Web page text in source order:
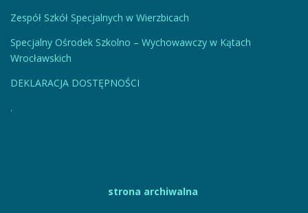
Zespół Szkół Specjalnych w Wierzbicach
Specjalny Ośrodek Szkolno – Wychowawczy w Kątach
Wrocławskich
DEKLARACJA DOSTĘPNOŚCI
.
strona archiwalna